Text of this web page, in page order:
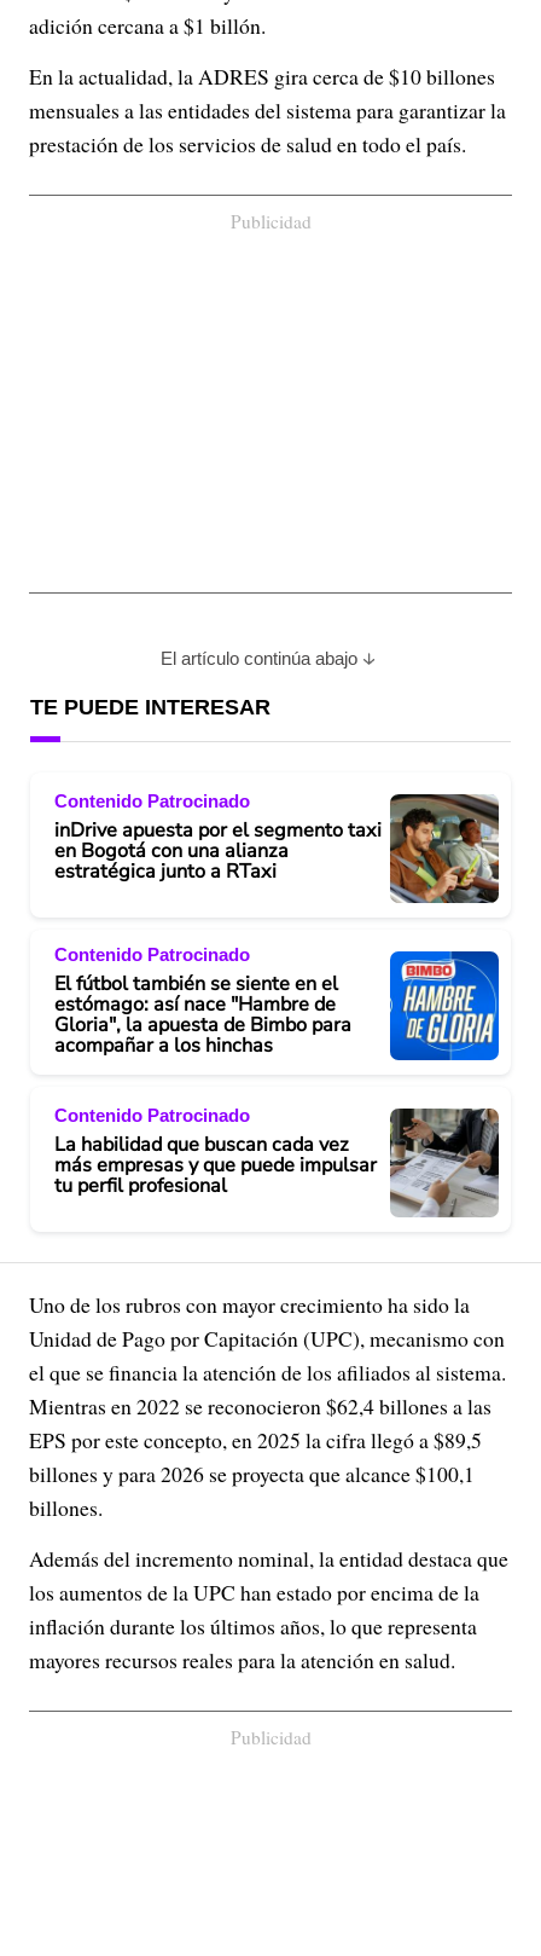
adición cercana a $1 billón.
En la actualidad, la ADRES gira cerca de $10 billones
mensuales a las entidades del sistema para garantizar la
prestación de los servicios de salud en todo el país.
Publicidad
El artículo continúa abajo
TE PUEDE INTERESAR
Contenido Patrocinado
inDrive apuesta por el segmento taxi
en Bogotá con una alianza
estratégica junto a RTaxi
Contenido Patrocinado
El fútbol también se siente en el
estómago: así nace "Hambre de
Gloria", la apuesta de Bimbo para
acompañar a los hinchas
Contenido Patrocinado
La habilidad que buscan cada vez
más empresas y que puede impulsar
tu perfil profesional
Uno de los rubros con mayor crecimiento ha sido la
Unidad de Pago por Capitación (UPC), mecanismo con
el que se financia la atención de los afiliados al sistema.
Mientras en 2022 se reconocieron $62,4 billones a las
EPS por este concepto, en 2025 la cifra llegó a $89,5
billones y para 2026 se proyecta que alcance $100,1
billones.
Además del incremento nominal, la entidad destaca que
los aumentos de la UPC han estado por encima de la
inflación durante los últimos años, lo que representa
mayores recursos reales para la atención en salud.
Publicidad